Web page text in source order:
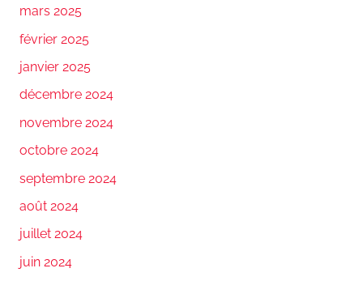
mars 2025
février 2025
janvier 2025
décembre 2024
novembre 2024
octobre 2024
septembre 2024
août 2024
juillet 2024
juin 2024